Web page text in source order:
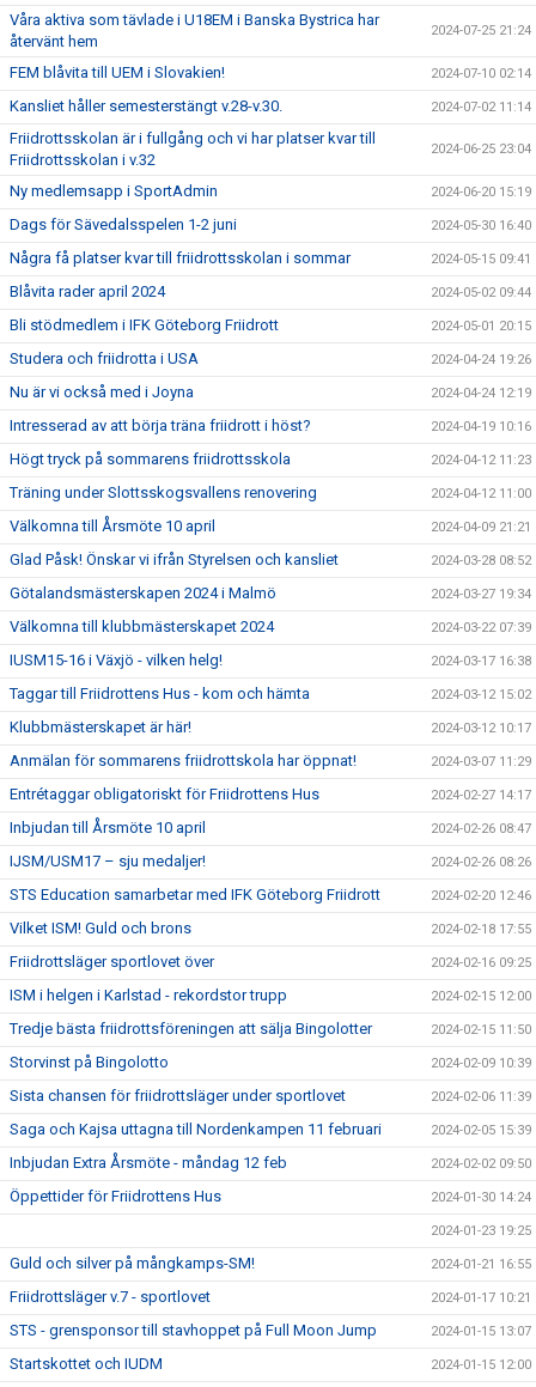
Våra aktiva som tävlade i U18EM i Banska Bystrica har
återvänt hem
2024-07-25 21:24
FEM blåvita till UEM i Slovakien! 2024-07-10 02:14
Kansliet håller semesterstängt v.28-v.30. 2024-07-02 11:14
Friidrottsskolan är i fullgång och vi har platser kvar till
Friidrottsskolan i v.32
2024-06-25 23:04
Ny medlemsapp i SportAdmin 2024-06-20 15:19
Dags för Sävedalsspelen 1-2 juni 2024-05-30 16:40
Några få platser kvar till friidrottsskolan i sommar 2024-05-15 09:41
Blåvita rader april 2024 2024-05-02 09:44
Bli stödmedlem i IFK Göteborg Friidrott 2024-05-01 20:15
Studera och friidrotta i USA 2024-04-24 19:26
Nu är vi också med i Joyna 2024-04-24 12:19
Intresserad av att börja träna friidrott i höst? 2024-04-19 10:16
Högt tryck på sommarens friidrottsskola 2024-04-12 11:23
Träning under Slottsskogsvallens renovering 2024-04-12 11:00
Välkomna till Årsmöte 10 april 2024-04-09 21:21
Glad Påsk! Önskar vi ifrån Styrelsen och kansliet 2024-03-28 08:52
Götalandsmästerskapen 2024 i Malmö 2024-03-27 19:34
Välkomna till klubbmästerskapet 2024 2024-03-22 07:39
IUSM15-16 i Växjö - vilken helg! 2024-03-17 16:38
Taggar till Friidrottens Hus - kom och hämta 2024-03-12 15:02
Klubbmästerskapet är här! 2024-03-12 10:17
Anmälan för sommarens friidrottskola har öppnat! 2024-03-07 11:29
Entrétaggar obligatoriskt för Friidrottens Hus 2024-02-27 14:17
Inbjudan till Årsmöte 10 april 2024-02-26 08:47
IJSM/USM17 – sju medaljer! 2024-02-26 08:26
STS Education samarbetar med IFK Göteborg Friidrott 2024-02-20 12:46
Vilket ISM! Guld och brons 2024-02-18 17:55
Friidrottsläger sportlovet över 2024-02-16 09:25
ISM i helgen i Karlstad - rekordstor trupp 2024-02-15 12:00
Tredje bästa friidrottsföreningen att sälja Bingolotter 2024-02-15 11:50
Storvinst på Bingolotto 2024-02-09 10:39
Sista chansen för friidrottsläger under sportlovet 2024-02-06 11:39
Saga och Kajsa uttagna till Nordenkampen 11 februari 2024-02-05 15:39
Inbjudan Extra Årsmöte - måndag 12 feb 2024-02-02 09:50
Öppettider för Friidrottens Hus 2024-01-30 14:24
2024-01-23 19:25
Guld och silver på mångkamps-SM! 2024-01-21 16:55
Friidrottsläger v.7 - sportlovet 2024-01-17 10:21
STS - grensponsor till stavhoppet på Full Moon Jump 2024-01-15 13:07
Startskottet och IUDM 2024-01-15 12:00